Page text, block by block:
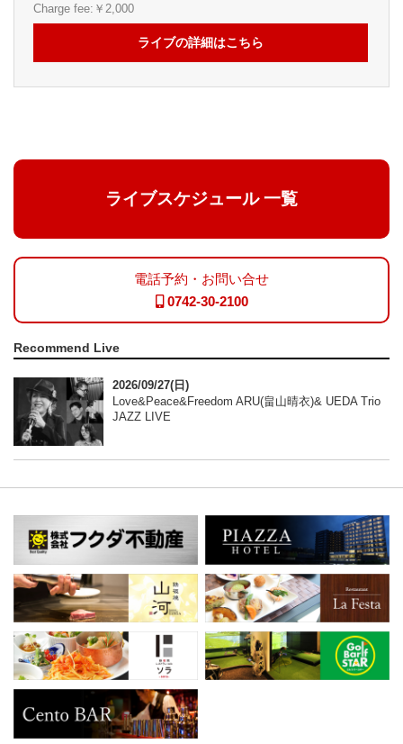
Charge fee:￥2,000
ライブの詳細はこちら
ライブスケジュール 一覧
電話予約・お問い合せ
0742-30-2100
Recommend Live
2026/09/27(日)
Love&Peace&Freedom ARU(畠山晴衣)& UEDA Trio
JAZZ LIVE